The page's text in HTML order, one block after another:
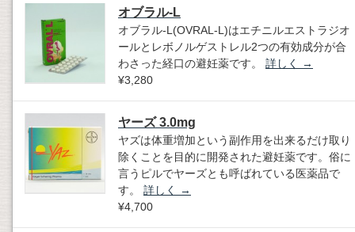
オブラル-L
オブラル-L(OVRAL-L)はエチニルエストラジオ
ールとレボノルゲストレル2つの有効成分が合
わさった経口の避妊薬です。 詳しく
→
¥3,280
ヤーズ 3.0mg
ヤズは体重増加という副作用を出来るだけ取り
除くことを目的に開発された避妊薬です。俗に
言うピルでヤーズとも呼ばれている医薬品で
す。 詳しく
→
¥4,700